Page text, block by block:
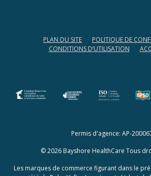
PLAN DU SITE
POLITIQUE DE
CONDITIONS D’UTILISATION
(opens in a new tab)(opens in a new tab)
Permis d'agence: AP-
© 2026 Bayshore HealthCare Tous
Les marques de commerce figurant dans le